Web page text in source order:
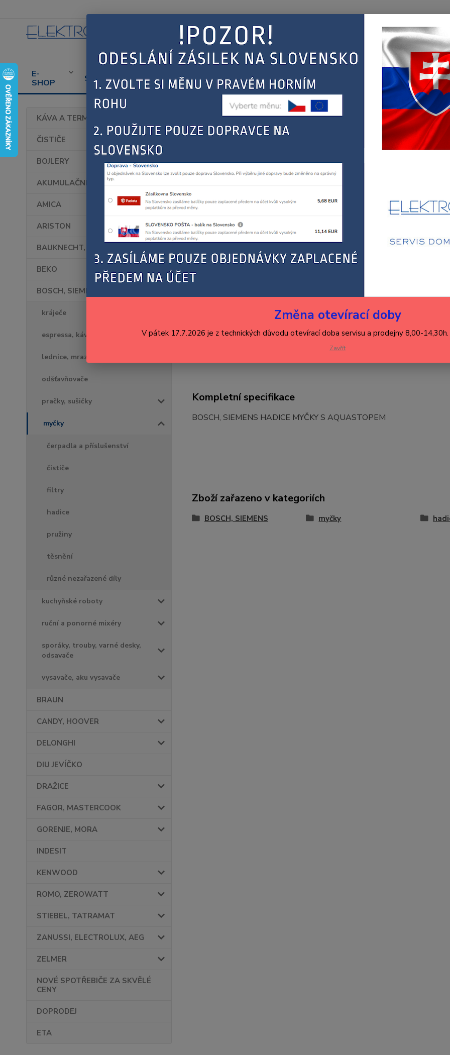
E-
SHOP
SERVIS
SERVISU
SPOTŘEBIČŮ
KONTAKT
(Po-
KÁVA A TERMOHRNKY
ČISTIČE
BOJLERY
AKUMULAČNÍ KAMNA
AMICA
ARISTON
BAUKNECHT, WHIRLPOOL
BEKO
BOSCH, SIEMENS
kráječe
espressa, kávovary, kávomlýnky
lednice, mrazáky
odšťavňovače
pračky, sušičky
myčky
čerpadla a příslušenství
čističe
filtry
hadice
pružiny
těsnění
různé nezařazené díly
kuchyňské roboty
ruční a ponorné mixéry
sporáky, trouby, varné desky,
odsavače
vysavače, aku vysavače
BRAUN
CANDY, HOOVER
DELONGHI
DIU JEVÍČKO
DRAŽICE
FAGOR, MASTERCOOK
GORENJE, MORA
INDESIT
KENWOOD
ROMO, ZEROWATT
STIEBEL, TATRAMAT
ZANUSSI, ELECTROLUX, AEG
ZELMER
NOVÉ SPOTŘEBIČE ZA SKVĚLÉ
CENY
DOPRODEJ
ETA
BOSCH, SIEMENS myčky Bosch, Siemens hadice myčky s
Bosch, Siemens hadice myčky s
2
Hlídat
Kompletní specifikace
BOSCH, SIEMENS HADICE MYČKY S AQUASTOPEM
Zboží zařazeno v kategoriích
BOSCH, SIEMENS myčky
Změna otevírací doby
V pátek 17.7.2026 je z technických důvodu otevírací doba servisu a prodejny 8,00-
Zavřít